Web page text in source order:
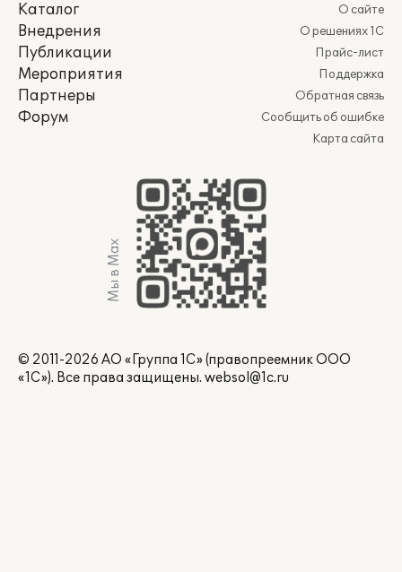
Каталог
Внедрения
Публикации
Мероприятия
Партнеры
Форум
О сайте
О решениях 1С
Прайс-лист
Поддержка
Обратная связь
Сообщить об ошибке
Карта сайта
Мы в Max
© 2011-2026 АО «Группа 1С» (правопреемник ООО
«1С»). Все права защищены. websol@1c.ru